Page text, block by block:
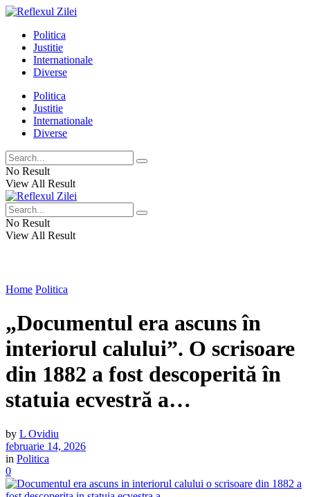
Politica
Justitie
Internationale
Diverse
Politica
Justitie
Internationale
Diverse
No Result
View All Result
No Result
View All Result
Home Politica
„Documentul era ascuns în
interiorul calului”. O scrisoare
din 1882 a fost descoperită în
statuia ecvestră a…
by L Ovidiu
februarie 14, 2026
in Politica
0